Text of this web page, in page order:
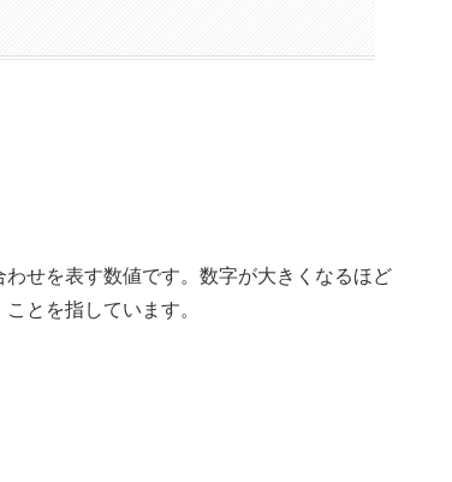
せを表す数値です。数字が大きくなるほど
とを指しています。